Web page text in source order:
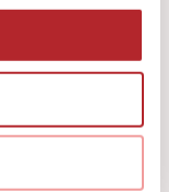
Soft sensor